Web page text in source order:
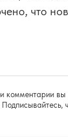
что
комментарии